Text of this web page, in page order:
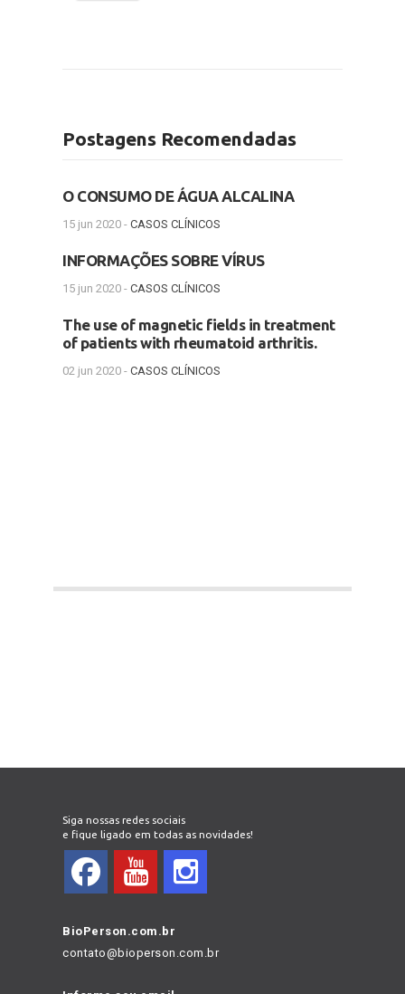
Postagens Recomendadas
O CONSUMO DE ÁGUA ALCALINA
15 jun 2020 - CASOS CLÍNICOS
INFORMAÇÕES SOBRE VÍRUS
15 jun 2020 - CASOS CLÍNICOS
The use of magnetic fields in treatment
of patients with rheumatoid arthritis.
02 jun 2020 - CASOS CLÍNICOS
Siga nossas redes sociais
e fique ligado em todas as novidades!
BioPerson.com.br
contato@bioperson.com.br